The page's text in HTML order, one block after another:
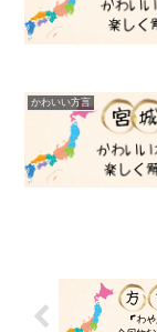
かわいい方言